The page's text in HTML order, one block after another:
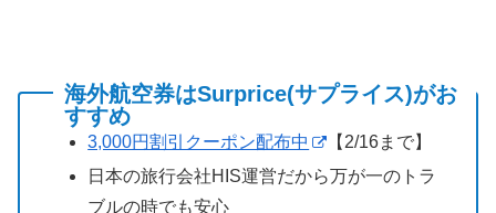
海外航空券はSurprice(サプライス)がお
すすめ
3,000円割引クーポン配布中
【2/16まで】
日本の旅行会社HIS運営だから万が一のトラ
ブルの時でも安心